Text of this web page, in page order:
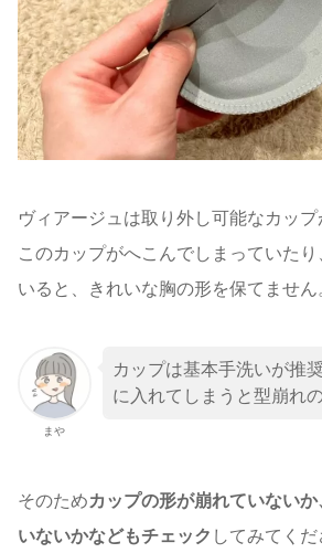
ヴィアージュは取り外し可能なカップ
このカップがへこんでしまっていた
いると、きれいな胸の形を保てません
まや
カップは基本手洗いが推
に入れてしまうと型崩れ
そのためカップの形が崩れていない
いないかなどもチェック してみてくだ